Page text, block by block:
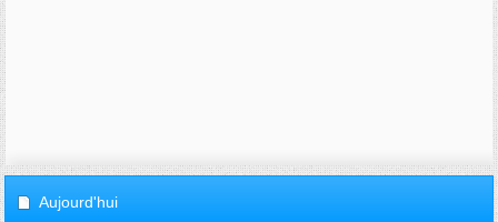
Aujourd'hui